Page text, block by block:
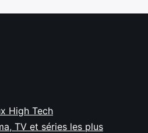
High Tech
TV et séries les plus